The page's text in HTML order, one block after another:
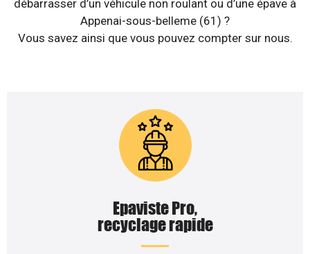
débarrasser d’un véhicule non roulant ou d’une épave à
Appenai-sous-belleme (61) ?
Vous savez ainsi que vous pouvez compter sur nous.
Epaviste Pro,
recyclage rapide